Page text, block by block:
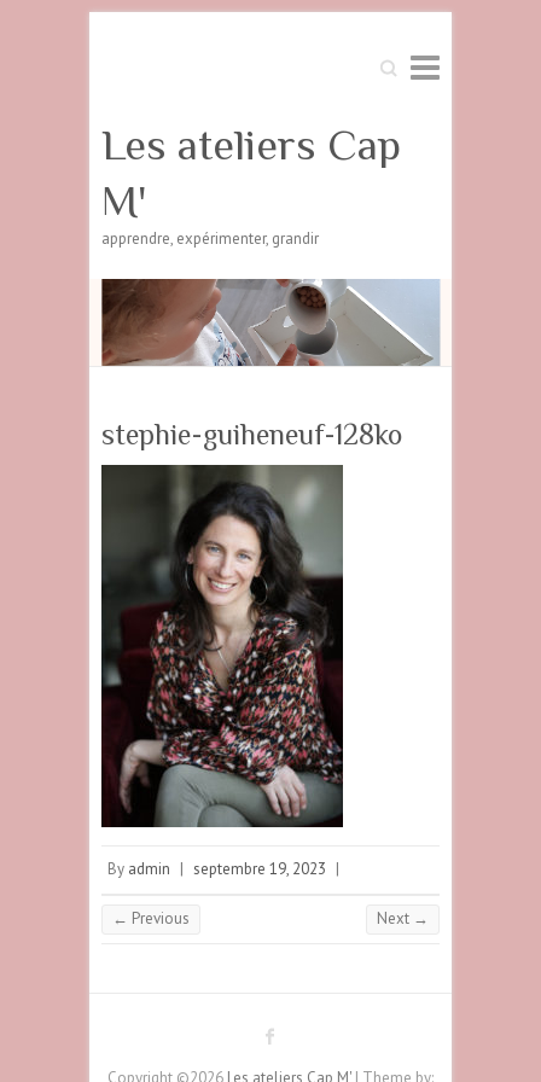
Search
Les ateliers Cap
M'
apprendre, expérimenter, grandir
stephie-guiheneuf-128ko
By admin | septembre 19, 2023 |
← Previous Next →